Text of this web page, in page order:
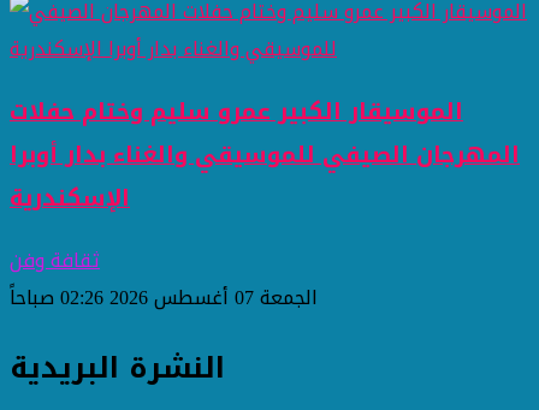
الموسيقار الكبير عمرو سليم وختام حفلات
المهرجان الصيفي للموسيقي والغناء بدار أوبرا
الإسكندرية
ثقافة وفن
الجمعة 07 أغسطس 2026 02:26 صباحاً
النشرة البريدية